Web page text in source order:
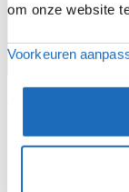
om onze website
Voorkeuren
Laadkabel, Schuko-